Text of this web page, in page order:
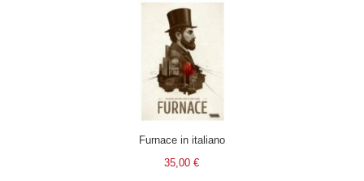
Furnace in italiano
35,00 €